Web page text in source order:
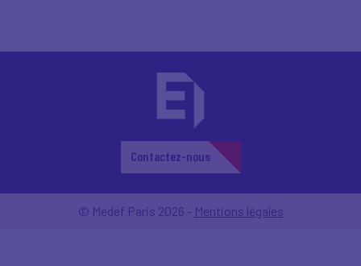
Contactez-nous
© Medef Paris 2026 - Mentions légales